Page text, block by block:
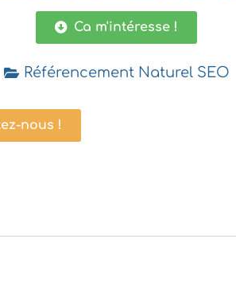
Ca m'intéresse !
Référencement Naturel SEO
nous !